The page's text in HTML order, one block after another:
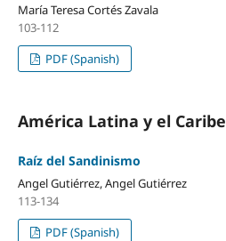
María Teresa Cortés Zavala
103-112
PDF (Spanish)
América Latina y el Caribe
Raíz del Sandinismo
Angel Gutiérrez, Angel Gutiérrez
113-134
PDF (Spanish)